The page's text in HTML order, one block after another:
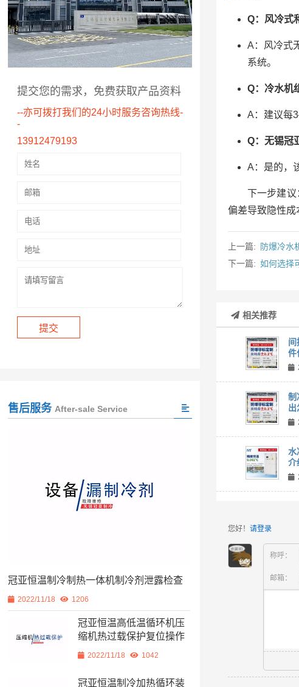
Q：风冷式
A：风冷式
系统。
Q：冷水机
A：建议每
Q：无锡冠
A：是的，
下一步建
偏差导致隐性成
上一篇: 防爆冷水
下一篇: 如何选择
相关推荐
间
件
制
出
水
介
您好！ 请登录
称呼：
邮箱：
提交您的需求，免费获取产品资料
--亦可拨打我们的24小时服务咨询热线-
-
13912479193
售后服务 After-sale Service
冠亚恒温制冷制热一体机制冷剂泄露检查
2022/11/18 1206
冠亚恒温高低温循环机压
缩机热过载保护复位操作
2022/11/18 1042
冠亚恒温制冷加热循环装